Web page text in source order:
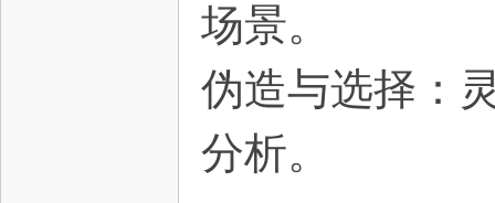
场景。
伪造与选择：
分析。